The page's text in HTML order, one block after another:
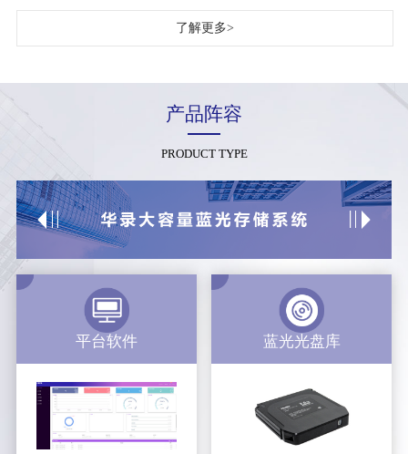
了解更多>
产品阵容
PRODUCT TYPE
平台软件 蓝光光盘库